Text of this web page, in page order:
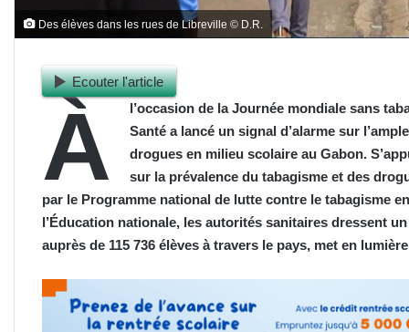
Des élèves dans les rues de Libreville © D.R.
Ecouter l'article
À
l’occasion de la Journée mondiale sans
Santé a lancé un signal d’alarme sur
drogues en milieu scolaire au Gabon.
sur la prévalence du tabagisme et des
par le Programme national de lutte contre le tabagisme
l’Éducation nationale, les autorités sanitaires dressent
auprès de 115 736 élèves à travers le pays, met en